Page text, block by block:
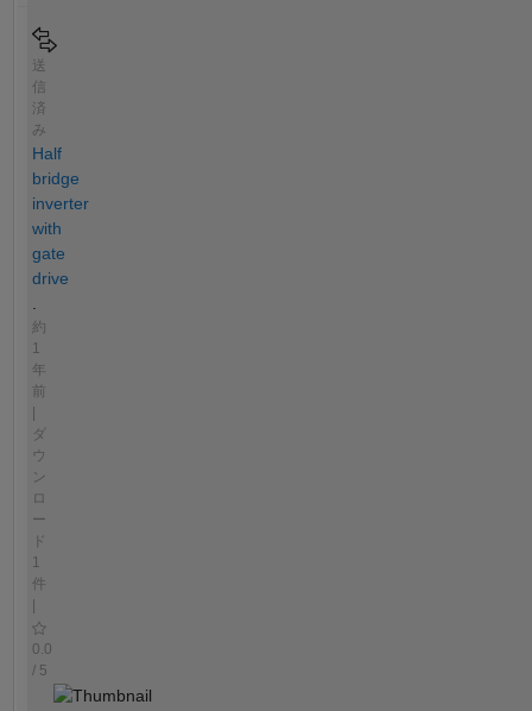
送
信
済
み
Half
bridge
inverter
with
gate
drive
約
1
年
前
|
ダ
ウ
ン
ロ
ー
ド
1
件
|
0.0
/ 5